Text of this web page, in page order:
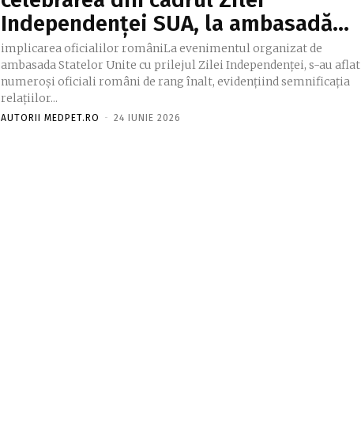
Independenței SUA, la ambasadă…
implicarea oficialilor româniLa evenimentul organizat de
ambasada Statelor Unite cu prilejul Zilei Independenței, s-au aflat
numeroși oficiali români de rang înalt, evidențiind semnificația
relațiilor...
AUTORII MEDPET.RO - 24 IUNIE 2026